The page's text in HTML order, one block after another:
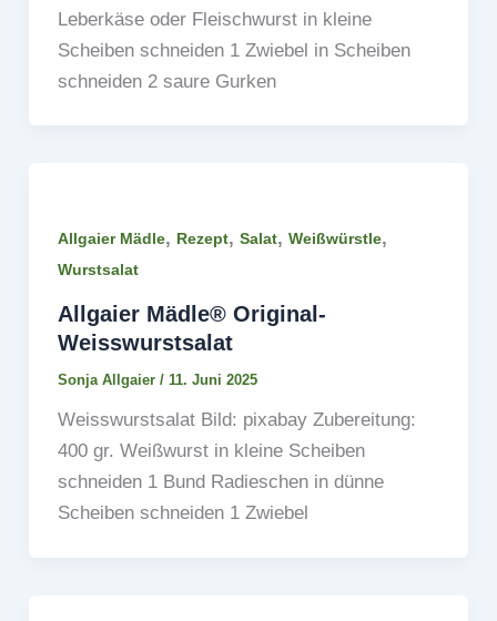
Leberkäse oder Fleischwurst in kleine
Scheiben schneiden 1 Zwiebel in Scheiben
schneiden 2 saure Gurken
Allgaier Mädle, Rezept, Salat, Weißwürstle,
Wurstsalat
Allgaier Mädle® Original-
Weisswurstsalat
Sonja Allgaier / 11. Juni 2025
Weisswurstsalat Bild: pixabay Zubereitung:
400 gr. Weißwurst in kleine Scheiben
schneiden 1 Bund Radieschen in dünne
Scheiben schneiden 1 Zwiebel